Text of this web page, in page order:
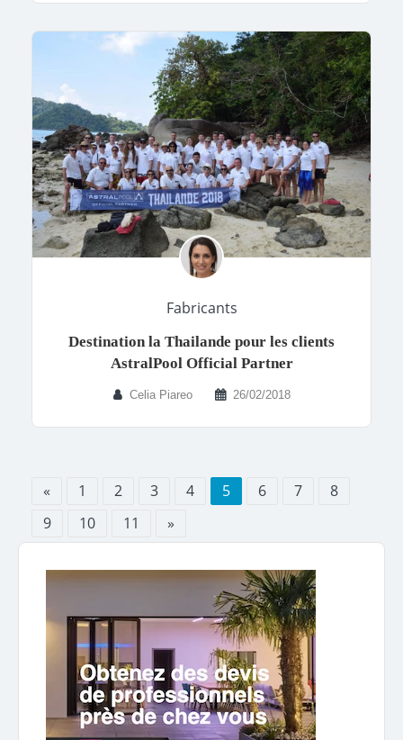
Fabricants
Destination la Thailande pour les clients
AstralPool Official Partner
Celia Piareo 26/02/2018
« 1 2 3 4 5 6 7
8
9
10 11 »